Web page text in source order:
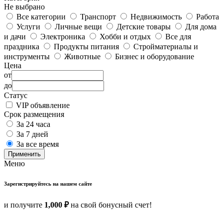
Не выбрано
Все категории
Транспорт Недвижимость
Работа
Услуги
Личные вещи Детские товары
Для дома
и дачи
Электроника Хобби и отдых
Все для
праздника
Продукты питания
Стройматериалы и
инструменты
Животные
Бизнес и оборудование
Цена
от
до
Статус
VIP объявление
Срок размещения
За 24 часа
За 7 дней
За все время
Применить
Меню
Зарегистрируйтесь на нашем сайте
и получите 1,000 ₽на свой бонусный счет!